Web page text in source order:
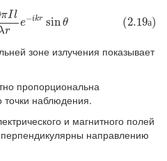
πIl
r
e−ikr sin θ (2.19а)
60π λre− r sinθ
зоне излучения показывает
пропорциональна
точки наблюдения.
и магнитного полей
направлению